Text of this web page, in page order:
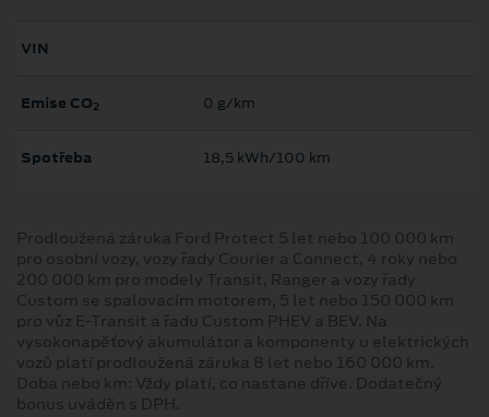
VIN
Emise CO2 0 g/km
Spotřeba 18,5 kWh/100 km
Prodloužená záruka Ford Protect 5 let nebo 100 000 km
pro osobní vozy, vozy řady Courier a Connect, 4 roky nebo
200 000 km pro modely Transit, Ranger a vozy řady
Custom se spalovacím motorem, 5 let nebo 150 000 km
pro vůz E-Transit a řadu Custom PHEV a BEV. Na
vysokonapěťový akumulátor a komponenty u elektrických
vozů platí prodloužená záruka 8 let nebo 160 000 km.
Doba nebo km: Vždy platí, co nastane dříve. Dodatečný
bonus uváděn s DPH.